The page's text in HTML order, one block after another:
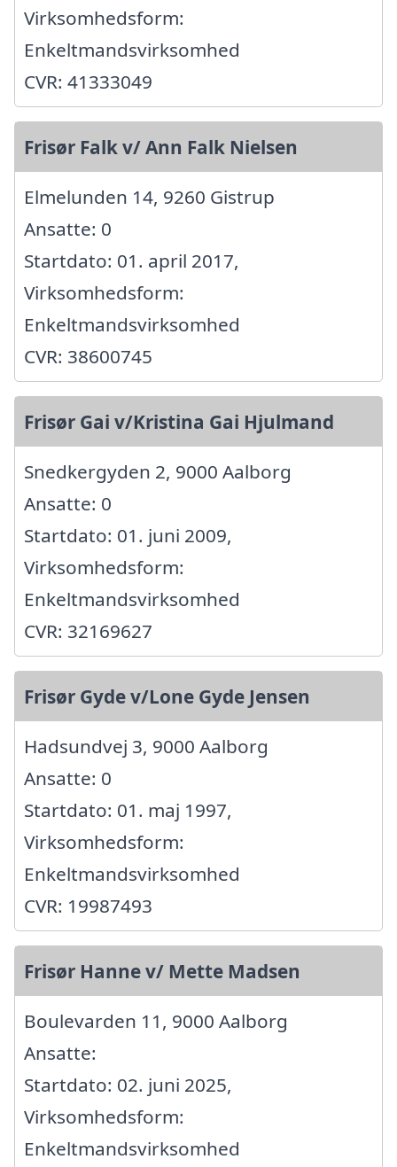
Virksomhedsform:
Enkeltmandsvirksomhed
CVR: 41333049
Frisør Falk v/ Ann Falk Nielsen
Elmelunden 14, 9260 Gistrup
Ansatte: 0
Startdato: 01. april 2017,
Virksomhedsform:
Enkeltmandsvirksomhed
CVR: 38600745
Frisør Gai v/Kristina Gai Hjulmand
Snedkergyden 2, 9000 Aalborg
Ansatte: 0
Startdato: 01. juni 2009,
Virksomhedsform:
Enkeltmandsvirksomhed
CVR: 32169627
Frisør Gyde v/Lone Gyde Jensen
Hadsundvej 3, 9000 Aalborg
Ansatte: 0
Startdato: 01. maj 1997,
Virksomhedsform:
Enkeltmandsvirksomhed
CVR: 19987493
Frisør Hanne v/ Mette Madsen
Boulevarden 11, 9000 Aalborg
Ansatte:
Startdato: 02. juni 2025,
Virksomhedsform:
Enkeltmandsvirksomhed